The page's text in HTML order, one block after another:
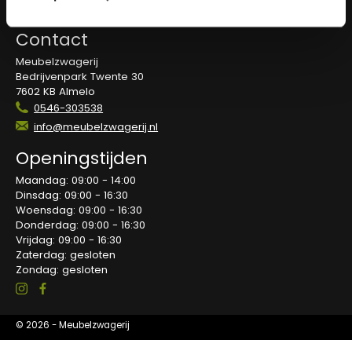
Contact
Meubelzwagerij
Bedrijvenpark Twente 30
7602 KB Almelo
0546-303538
info@meubelzwagerij.nl
Openingstijden
Maandag: 09:00 - 14:00
Dinsdag: 09:00 - 16:30
Woensdag: 09:00 - 16:30
Donderdag: 09:00 - 16:30
Vrijdag: 09:00 - 16:30
Zaterdag: gesloten
Zondag: gesloten
© 2026 - Meubelzwagerij